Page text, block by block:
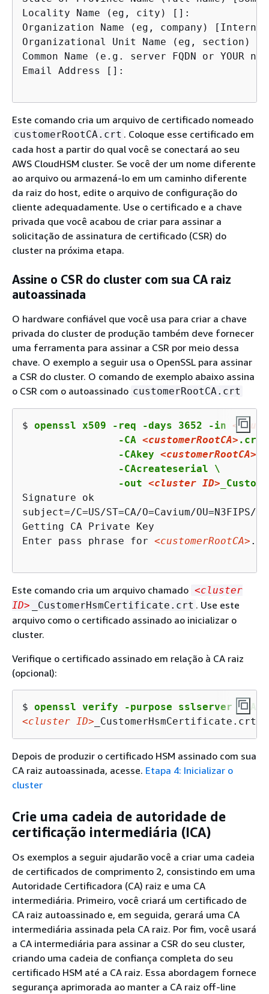
Locality Name (eg, city) []:
Organization Name (eg, company)
Organizational Unit Name (eg, section)
Common Name (e.g. server FQDN or YOUR
Este comando cria um arquivo de certificado nomeado
customerRootCA.crt . Coloque esse certificado em
cada host a partir do qual você se conectará ao seu
AWS CloudHSM cluster. Se você der um nome diferente
ao arquivo ou armazená-lo em um caminho diferente
da raiz do host, edite o arquivo de configuração do
cliente adequadamente. Use o certificado e a chave
privada que você acabou de criar para assinar a
solicitação de assinatura de certificado (CSR) do
cluster na próxima etapa.
Assine o CSR do cluster com sua CA raiz
autoassinada
O hardware confiável que você usa para criar a chave
privada do cluster de produção também deve fornecer
uma ferramenta para assinar a CSR por meio dessa
chave. O exemplo a seguir usa o OpenSSL para assinar
a CSR do cluster. O comando de exemplo abaixo assina
o CSR com o autoassinado customerRootCA.crt
$ openssl x509 -req -days 3652 -in
		-CA
<customerRootCA> .crt
		-CAkey
<customerRootCA>
		-out
<cluster ID>
Signature ok
subject=/C=US/ST=CA/O=Cavium/OU=N3FIPS/
Getting CA Private Key
Enter pass phrase for <customerRootCA>
Este comando cria um arquivo chamado <cluster
ID>
_CustomerHsmCertificate.crt . Use este
arquivo como o certificado assinado ao inicializar o
cluster.
Verifique o certificado assinado em relação à CA raiz
(opcional):
$ openssl verify -purpose sslserver -
<cluster ID> _CustomerHsmCertificate.crt:
Depois de produzir o certificado HSM assinado com sua
CA raiz autoassinada, acesse. Etapa 4: Inicializar o
cluster
Crie uma cadeia de autoridade de
certificação intermediária (ICA)
Os exemplos a seguir ajudarão você a criar uma cadeia
de certificados de comprimento 2, consistindo em uma
Autoridade Certificadora (CA) raiz e uma CA
intermediária. Primeiro, você criará um certificado de
CA raiz autoassinado e, em seguida, gerará uma CA
intermediária assinada pela CA raiz. Por fim, você usará
a CA intermediária para assinar a CSR do seu cluster,
criando uma cadeia de confiança completa do seu
certificado HSM até a CA raiz. Essa abordagem fornece
segurança aprimorada ao manter a CA raiz off-line